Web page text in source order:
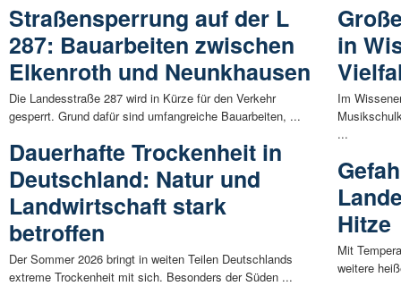
Straßensperrung auf der L
287: Bauarbeiten zwischen
Elkenroth und Neunkhausen
Die Landesstraße 287 wird in Kürze für den Verkehr
gesperrt. Grund dafür sind umfangreiche Bauarbeiten, ...
Dauerhafte Trockenheit in
Deutschland: Natur und
Landwirtschaft stark
betroffen
Der Sommer 2026 bringt in weiten Teilen Deutschlands
extreme Trockenheit mit sich. Besonders der Süden ...
in
Im
...
Hitze
Mit
weitere